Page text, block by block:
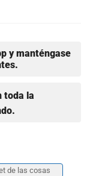
y manténgase
toda la
de las cosas